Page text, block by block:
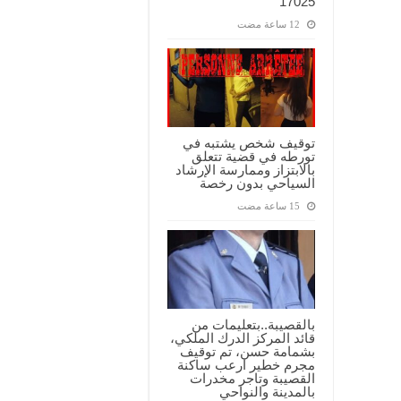
توقيف شخص يشتبه في
تورطه في قضية تتعلق
بالابتزاز وممارسة الإرشاد
السياحي بدون رخصة
بالقصيبة..بتعليمات من
قائد المركز الدرك الملكي،
بشمامة حسن، تم توقيف
مجرم خطير ارعب ساكنة
القصيبة وتاجر مخدرات
بالمدينة والنواحي